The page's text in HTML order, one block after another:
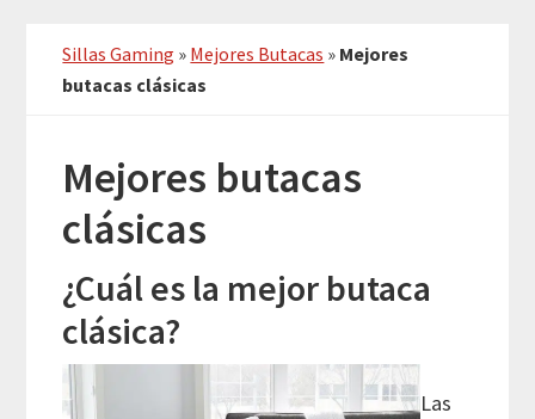
Sillas Gaming » Mejores Butacas » Mejores
butacas clásicas
Mejores butacas
clásicas
¿Cuál es la mejor butaca
clásica?
Las